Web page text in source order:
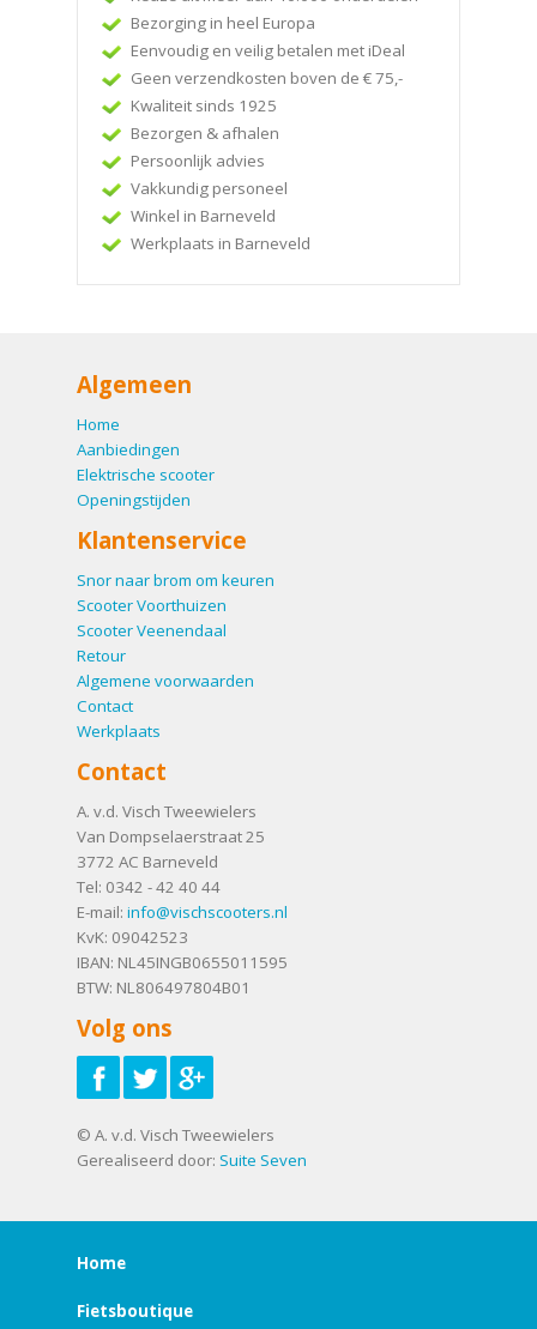
Bezorging in heel Europa
Eenvoudig en veilig betalen met iDeal
Geen verzendkosten boven de € 75,-
Kwaliteit sinds 1925
Bezorgen & afhalen
Persoonlijk advies
Vakkundig personeel
Winkel in Barneveld
Werkplaats in Barneveld
Algemeen
Home
Aanbiedingen
Elektrische scooter
Openingstijden
Klantenservice
Snor naar brom om keuren
Scooter Voorthuizen
Scooter Veenendaal
Retour
Algemene voorwaarden
Contact
Werkplaats
Contact
A. v.d. Visch Tweewielers
Van Dompselaerstraat 25
3772 AC Barneveld
Tel: 0342 - 42 40 44
E-mail: info@vischscooters.nl
KvK: 09042523
IBAN: NL45INGB0655011595
BTW: NL806497804B01
Volg ons
© A. v.d. Visch Tweewielers
Gerealiseerd door: Suite Seven
Home
Fietsboutique